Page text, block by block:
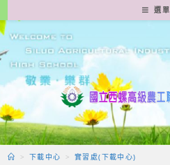
轉
至
要
容
選單
> 下載中心 > 實習處(下載中心)